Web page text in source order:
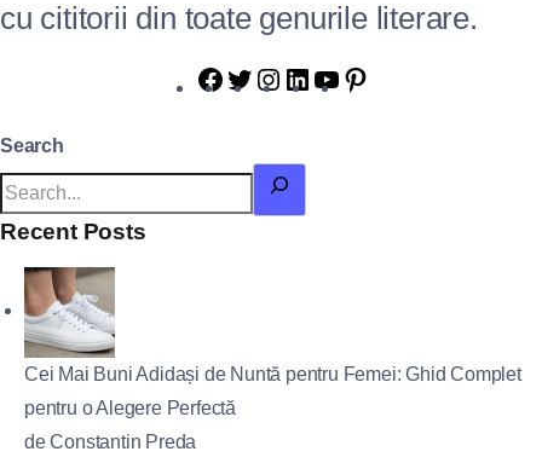
cu cititorii din toate genurile literare.
Search
Recent Posts
Cei Mai Buni Adidași de Nuntă pentru Femei: Ghid Complet
pentru o Alegere Perfectă
de Constantin Preda